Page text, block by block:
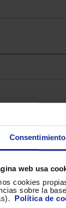
Consentimiento
web usa
cookies
sobre la
Política de